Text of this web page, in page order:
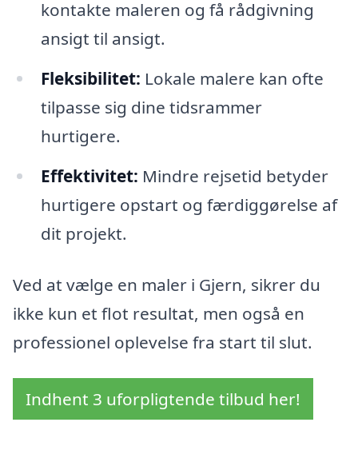
kontakte maleren og få rådgivning
ansigt til ansigt.
Fleksibilitet: Lokale malere kan ofte
tilpasse sig dine tidsrammer
hurtigere.
Effektivitet: Mindre rejsetid betyder
hurtigere opstart og færdiggørelse af
dit projekt.
Ved at vælge en maler i Gjern, sikrer du
ikke kun et flot resultat, men også en
professionel oplevelse fra start til slut.
Indhent 3 uforpligtende tilbud her!